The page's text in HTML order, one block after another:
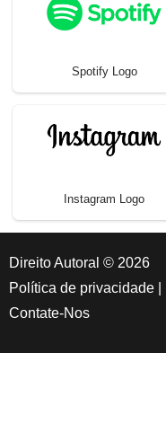
Spotify Logo
Instagram Logo
Direito Autoral © 2026
Política de privacidade
Contate-Nos